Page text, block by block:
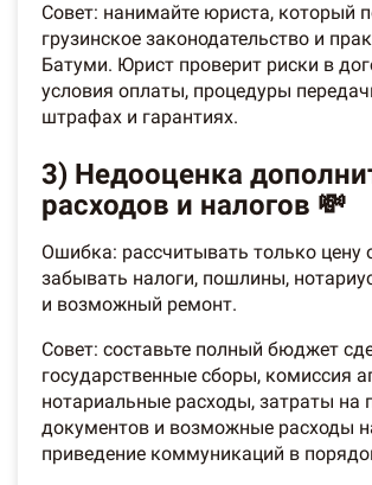
Совет: нанимайте юриста, который
грузинское законодательство и
Батуми. Юрист проверит риски в
условия оплаты, процедуры
штрафах и гарантиях.
3) Недооценка
расходов и налогов 💸
Ошибка: рассчитывать только цену
забывать налоги, пошлины,
и возможный ремонт.
Совет: составьте полный бюджет
государственные сборы, комиссия
нотариальные расходы, затраты на
документов и возможные расходы
приведение коммуникаций в